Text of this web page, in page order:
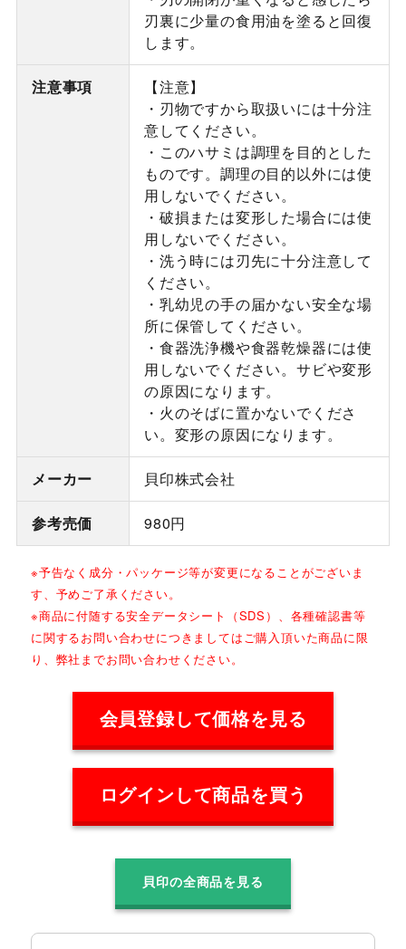
刃裏に少量の食用油を塗ると回復
します。
注意事項
【注意】
・刃物ですから取扱いには十分注
意してください。
・このハサミは調理を目的とした
ものです。調理の目的以外には使
用しないでください。
・破損または変形した場合には使
用しないでください。
・洗う時には刃先に十分注意して
ください。
・乳幼児の手の届かない安全な場
所に保管してください。
・食器洗浄機や食器乾燥器には使
用しないでください。サビや変形
の原因になります。
・火のそばに置かないでくださ
い。変形の原因になります。
メーカー 貝印株式会社
参考売価 980円
※予告なく成分・パッケージ等が変更になることがございま
す、予めご了承ください。
※商品に付随する安全データシート（SDS）、各種確認書等
に関するお問い合わせにつきましてはご購入頂いた商品に限
り、弊社までお問い合わせください。
会員登録して価格を見る
ログインして商品を買う
貝印の全商品を見る